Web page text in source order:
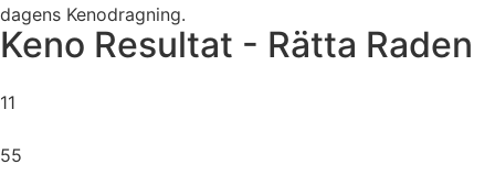
dagens Kenodragning.
Keno Resultat - Rätta Raden
11
55